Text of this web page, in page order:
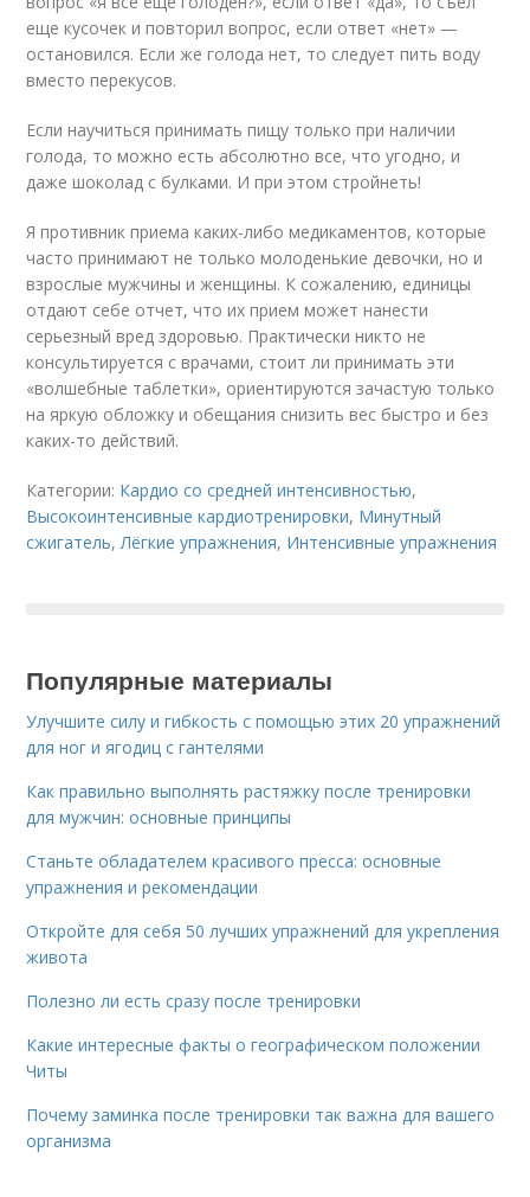
еще кусочек и повторил вопрос, если ответ «нет» —
остановился. Если же голода нет, то следует пить воду
вместо перекусов.
Если научиться принимать пищу только при наличии
голода, то можно есть абсолютно все, что угодно, и
даже шоколад с булками. И при этом стройнеть!
Я противник приема каких-либо медикаментов, которые
часто принимают не только молоденькие девочки, но и
взрослые мужчины и женщины. К сожалению, единицы
отдают себе отчет, что их прием может нанести
серьезный вред здоровью. Практически никто не
консультируется с врачами, стоит ли принимать эти
«волшебные таблетки», ориентируются зачастую только
на яркую обложку и обещания снизить вес быстро и без
каких-то действий.
Категории: Кардио со средней интенсивностью,
Высокоинтенсивные кардиотренировки, Минутный
сжигатель,Лёгкие упражнения, Интенсивные упражнения
Популярные материалы
Улучшите силу и гибкость с помощью этих 20 упражнений
для ног и ягодиц с гантелями
Как правильно выполнять растяжку после тренировки
для мужчин: основные принципы
Станьте обладателем красивого пресса: основные
упражнения и рекомендации
Откройте для себя 50 лучших упражнений для укрепления
живота
Полезно ли есть сразу после тренировки
Какие интересные факты о географическом положении
Читы
Почему заминка после тренировки так важна для вашего
организма